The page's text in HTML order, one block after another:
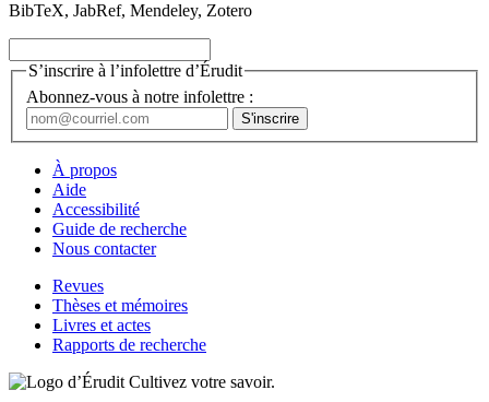
BibTeX, JabRef, Mendeley, Zotero
S’inscrire à l’infolettre d’Érudit
Abonnez-vous à notre infolettre :
À propos
Aide
Accessibilité
Guide de recherche
Nous contacter
Revues
Thèses et mémoires
Livres et actes
Rapports de recherche
Cultivez votre savoir.